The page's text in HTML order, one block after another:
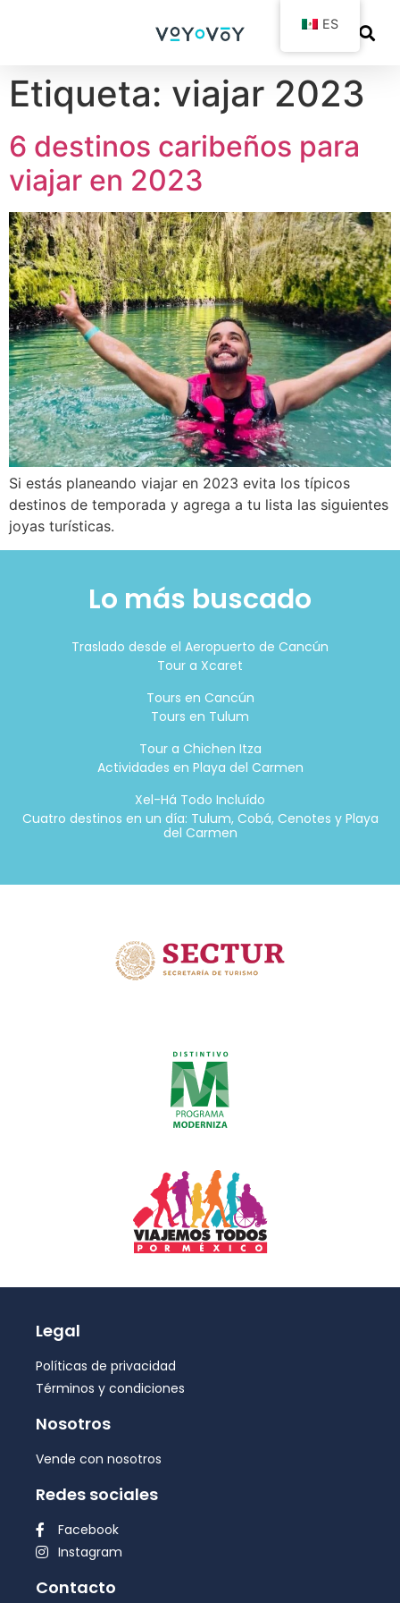
Etiqueta: viajar 2023
6 destinos caribeños para
viajar en 2023
Si estás planeando viajar en 2023 evita los típicos
destinos de temporada y agrega a tu lista las siguientes
joyas turísticas.
Lo más buscado
Traslado desde el Aeropuerto de Cancún
Tour a Xcaret
Tours en Cancún
Tours en Tulum
Tour a Chichen Itza
Actividades en Playa del Carmen
Xel-Há Todo Incluído
Cuatro destinos en un día: Tulum, Cobá, Cenotes y Playa
del Carmen
Legal
Políticas de privacidad
Términos y condiciones
Nosotros
Vende con nosotros
Redes sociales
Facebook
Instagram
Contacto
ES